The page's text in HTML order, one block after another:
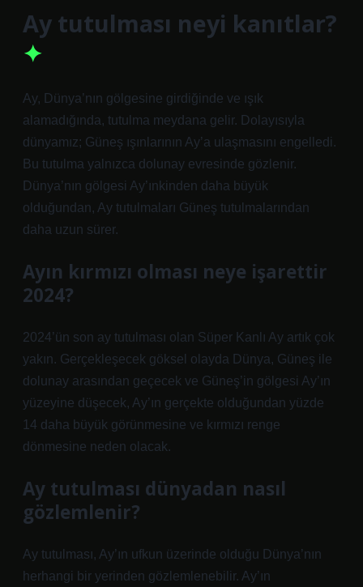
Ay tutulması neyi kanıtlar?
Ay, Dünya’nın gölgesine girdiğinde ve ışık
alamadığında, tutulma meydana gelir. Dolayısıyla
dünyamız; Güneş ışınlarının Ay’a ulaşmasını engelledi.
Bu tutulma yalnızca dolunay evresinde gözlenir.
Dünya’nın gölgesi Ay’ınkinden daha büyük
olduğundan, Ay tutulmaları Güneş tutulmalarından
daha uzun sürer.
Ayın kırmızı olması neye işarettir
2024?
2024’ün son ay tutulması olan Süper Kanlı Ay artık çok
yakın. Gerçekleşecek göksel olayda Dünya, Güneş ile
dolunay arasından geçecek ve Güneş’in gölgesi Ay’ın
yüzeyine düşecek, Ay’ın gerçekte olduğundan yüzde
14 daha büyük görünmesine ve kırmızı renge
dönmesine neden olacak.
Ay tutulması dünyadan nasıl
gözlemlenir?
Ay tutulması, Ay’ın ufkun üzerinde olduğu Dünya’nın
herhangi bir yerinden gözlemlenebilir. Ay’ın